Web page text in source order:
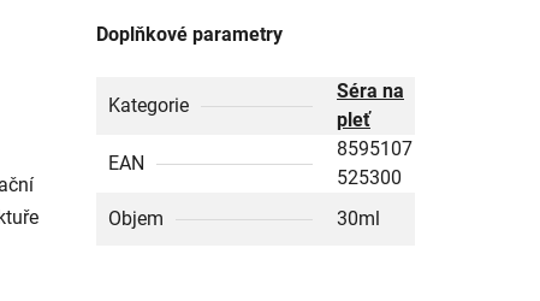
Doplňkové parametry
Kategorie
Séra na
pleť
EAN
8595107
525300
Objem
30ml